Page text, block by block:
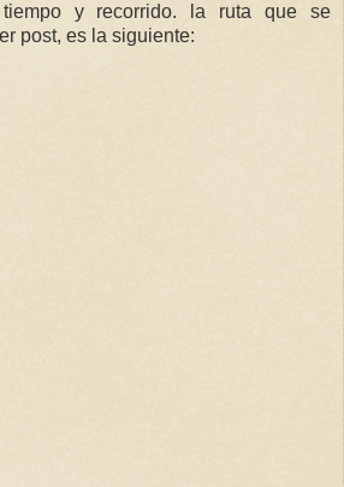
y recorrido. la ruta que se
post, es la siguiente: